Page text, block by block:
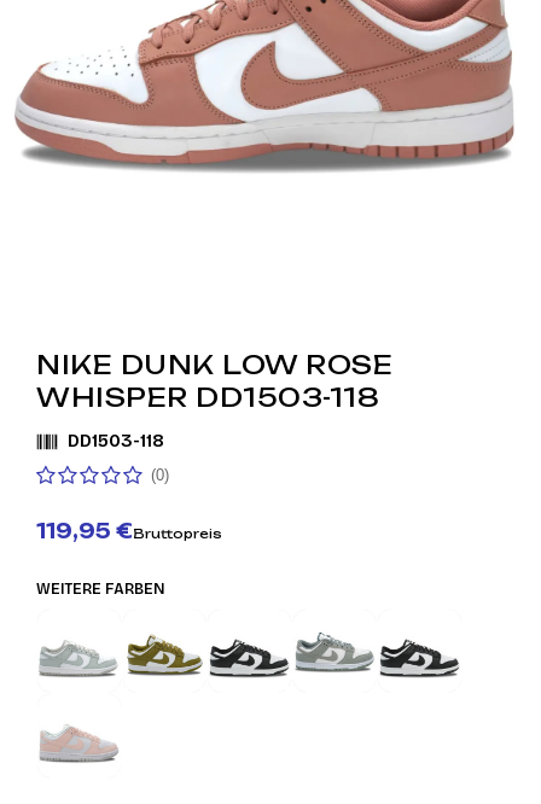
NIKE DUNK LOW ROSE
WHISPER DD1503-118
DD1503-118
(0)
119,95 €Bruttopreis
WEITERE FARBEN